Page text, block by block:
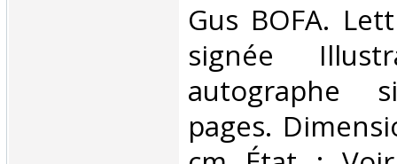
‎Gus BOFA.
signée
autographe
pages.